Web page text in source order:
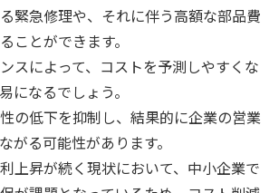
緊急修理や、それに伴う高額な部品費
ことができます。
スによって、コストを予測しやすくな
になるでしょう。
の低下を抑制し、結果的に企業の営業
がる可能性があります。
上昇が続く現状において、中小企業で